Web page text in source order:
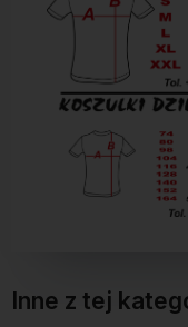
Inne z tej